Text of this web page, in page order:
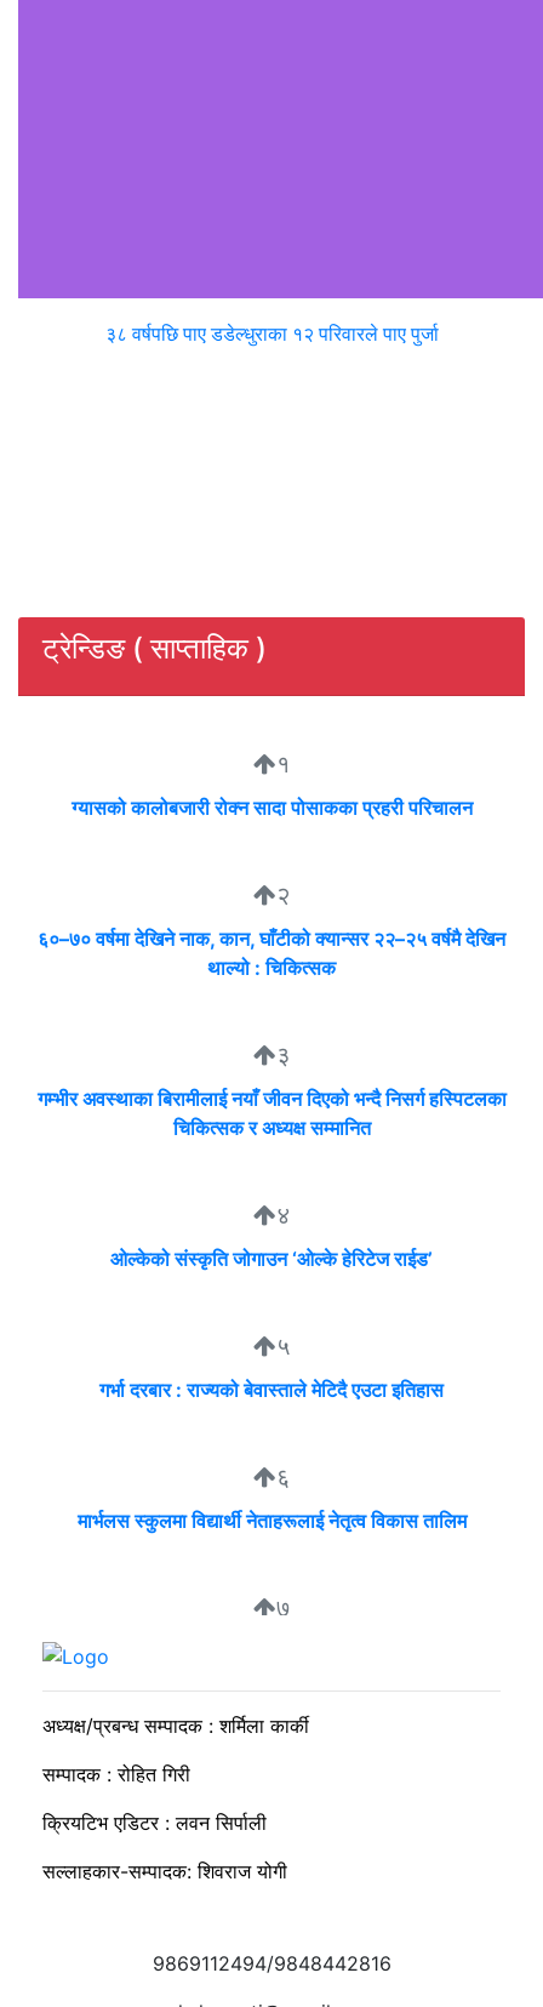
३८ वर्षपछि पाए डडेल्धुराका १२ परिवारले पाए पुर्जा
ट्रेन्डिङ ( साप्ताहिक )
१
ग्यासको कालोबजारी रोक्न सादा पोसाकका प्रहरी परिचालन
२
६०–७० वर्षमा देखिने नाक, कान, घाँटीको क्यान्सर २२–२५ वर्षमै देखिन
थाल्यो : चिकित्सक
३
गम्भीर अवस्थाका बिरामीलाई नयाँ जीवन दिएको भन्दै निसर्ग हस्पिटलका
चिकित्सक र अध्यक्ष सम्मानित
४
ओल्केको संस्कृति जोगाउन ‘ओल्के हेरिटेज राईड’
५
गर्भा दरबार : राज्यको बेवास्ताले मेटिदै एउटा इतिहास
६
मार्भलस स्कुलमा विद्यार्थी नेताहरूलाई नेतृत्व विकास तालिम
७
सुदीप्ता क्यान्सर सर्भाइभर र्याम्प शो : जीवनले मृत्युलाई जितेको उत्सव
अध्यक्ष/प्रबन्ध सम्पादक : शर्मिला कार्की
सम्पादक : रोहित गिरी
क्रियटिभ एडिटर : लवन सिर्पाली
सल्लाहकार-सम्पादक: शिवराज योगी
9869112494/9848442816